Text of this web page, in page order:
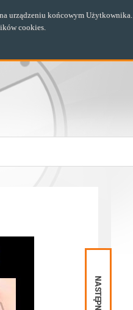
Następny
urządzeniu końcowym Użytkownika.
cookies.